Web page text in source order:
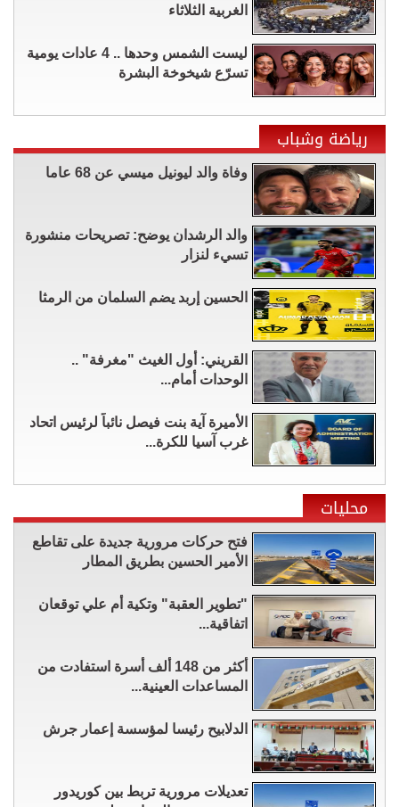
الغربية الثلاثاء
ليست الشمس وحدها .. 4 عادات يومية
تسرّع شيخوخة البشرة
رياضة وشباب
وفاة والد ليونيل ميسي عن 68 عاما
والد الرشدان يوضح: تصريحات منشورة
تسيء لنزار
الحسين إربد يضم السلمان من الرمثا
القريني: أول الغيث "مغرفة" ..
الوحدات أمام...
الأميرة آية بنت فيصل نائباً لرئيس اتحاد
غرب آسيا للكرة...
محليات
فتح حركات مرورية جديدة على تقاطع
الأمير الحسين بطريق المطار
"تطوير العقبة" وتكية أم علي توقعان
اتفاقية...
أكثر من 148 ألف أسرة استفادت من
المساعدات العينية...
الدلابيح رئيسا لمؤسسة إعمار جرش
تعديلات مرورية تربط بين كوريدور